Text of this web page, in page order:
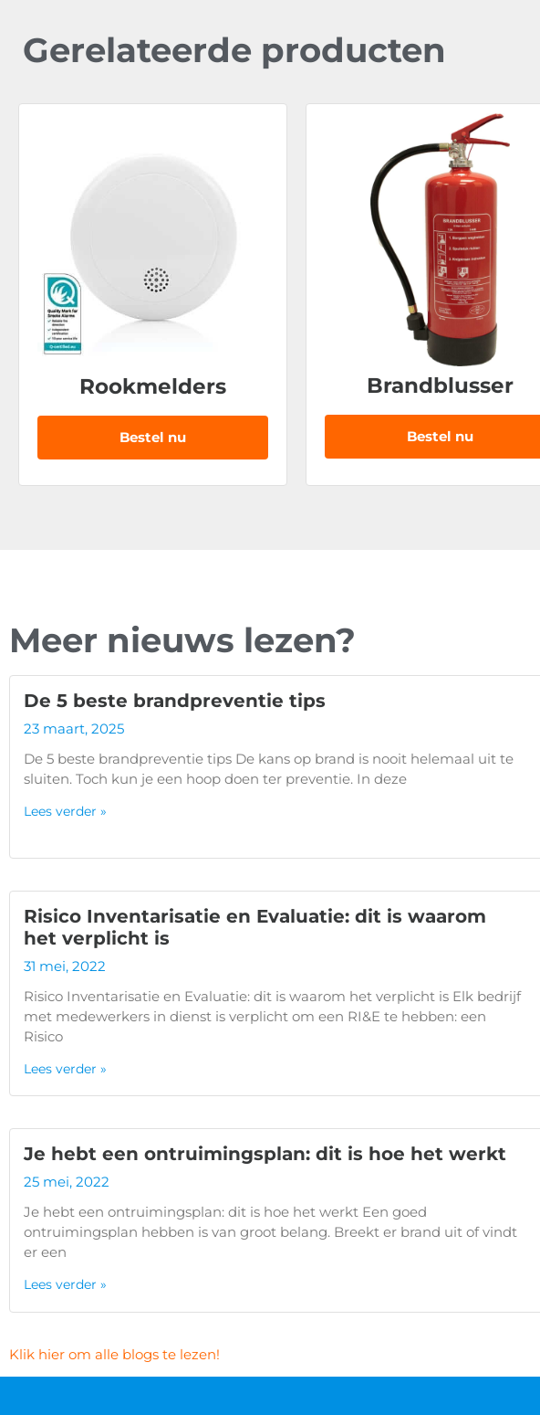
Gerelateerde producten
Rookmelders
Bestel nu
Brandblusser
Bestel nu
Meer nieuws lezen?
De 5 beste brandpreventie tips
23 maart, 2025
De 5 beste brandpreventie tips De kans op brand is nooit helemaal uit te
sluiten. Toch kun je een hoop doen ter preventie. In deze
Lees verder »
Risico Inventarisatie en Evaluatie: dit is waarom
het verplicht is
31 mei, 2022
Risico Inventarisatie en Evaluatie: dit is waarom het verplicht is Elk bedrijf
met medewerkers in dienst is verplicht om een RI&E te hebben: een
Risico
Lees verder »
Je hebt een ontruimingsplan: dit is hoe het werkt
25 mei, 2022
Je hebt een ontruimingsplan: dit is hoe het werkt Een goed
ontruimingsplan hebben is van groot belang. Breekt er brand uit of vindt
er een
Lees verder »
Klik hier om alle blogs te lezen!